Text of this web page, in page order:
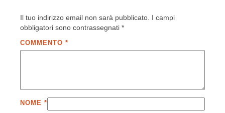
Il tuo indirizzo email non sarà pubblicato. I campi
obbligatori sono contrassegnati *
COMMENTO *
NOME *